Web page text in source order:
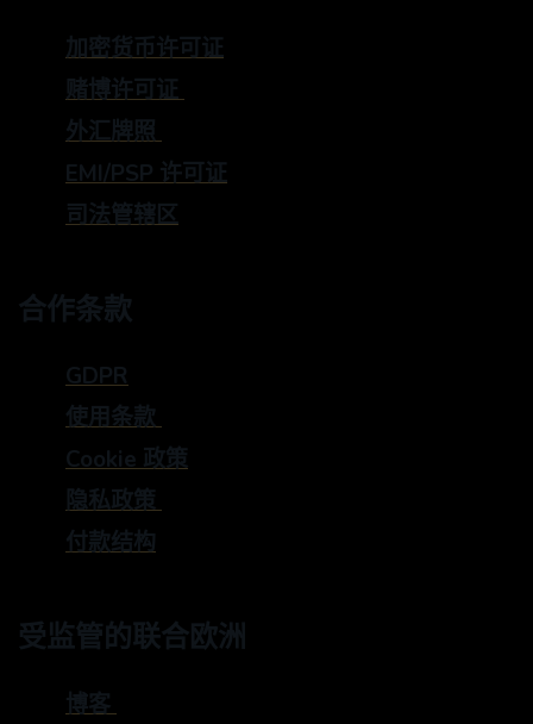
加密货币许可证
赌博许可证
外汇牌照
EMI/PSP 许可证
司法管辖区
合作条款
GDPR
使用条款
Cookie 政策
隐私政策
付款结构
受监管的联合欧洲
博客